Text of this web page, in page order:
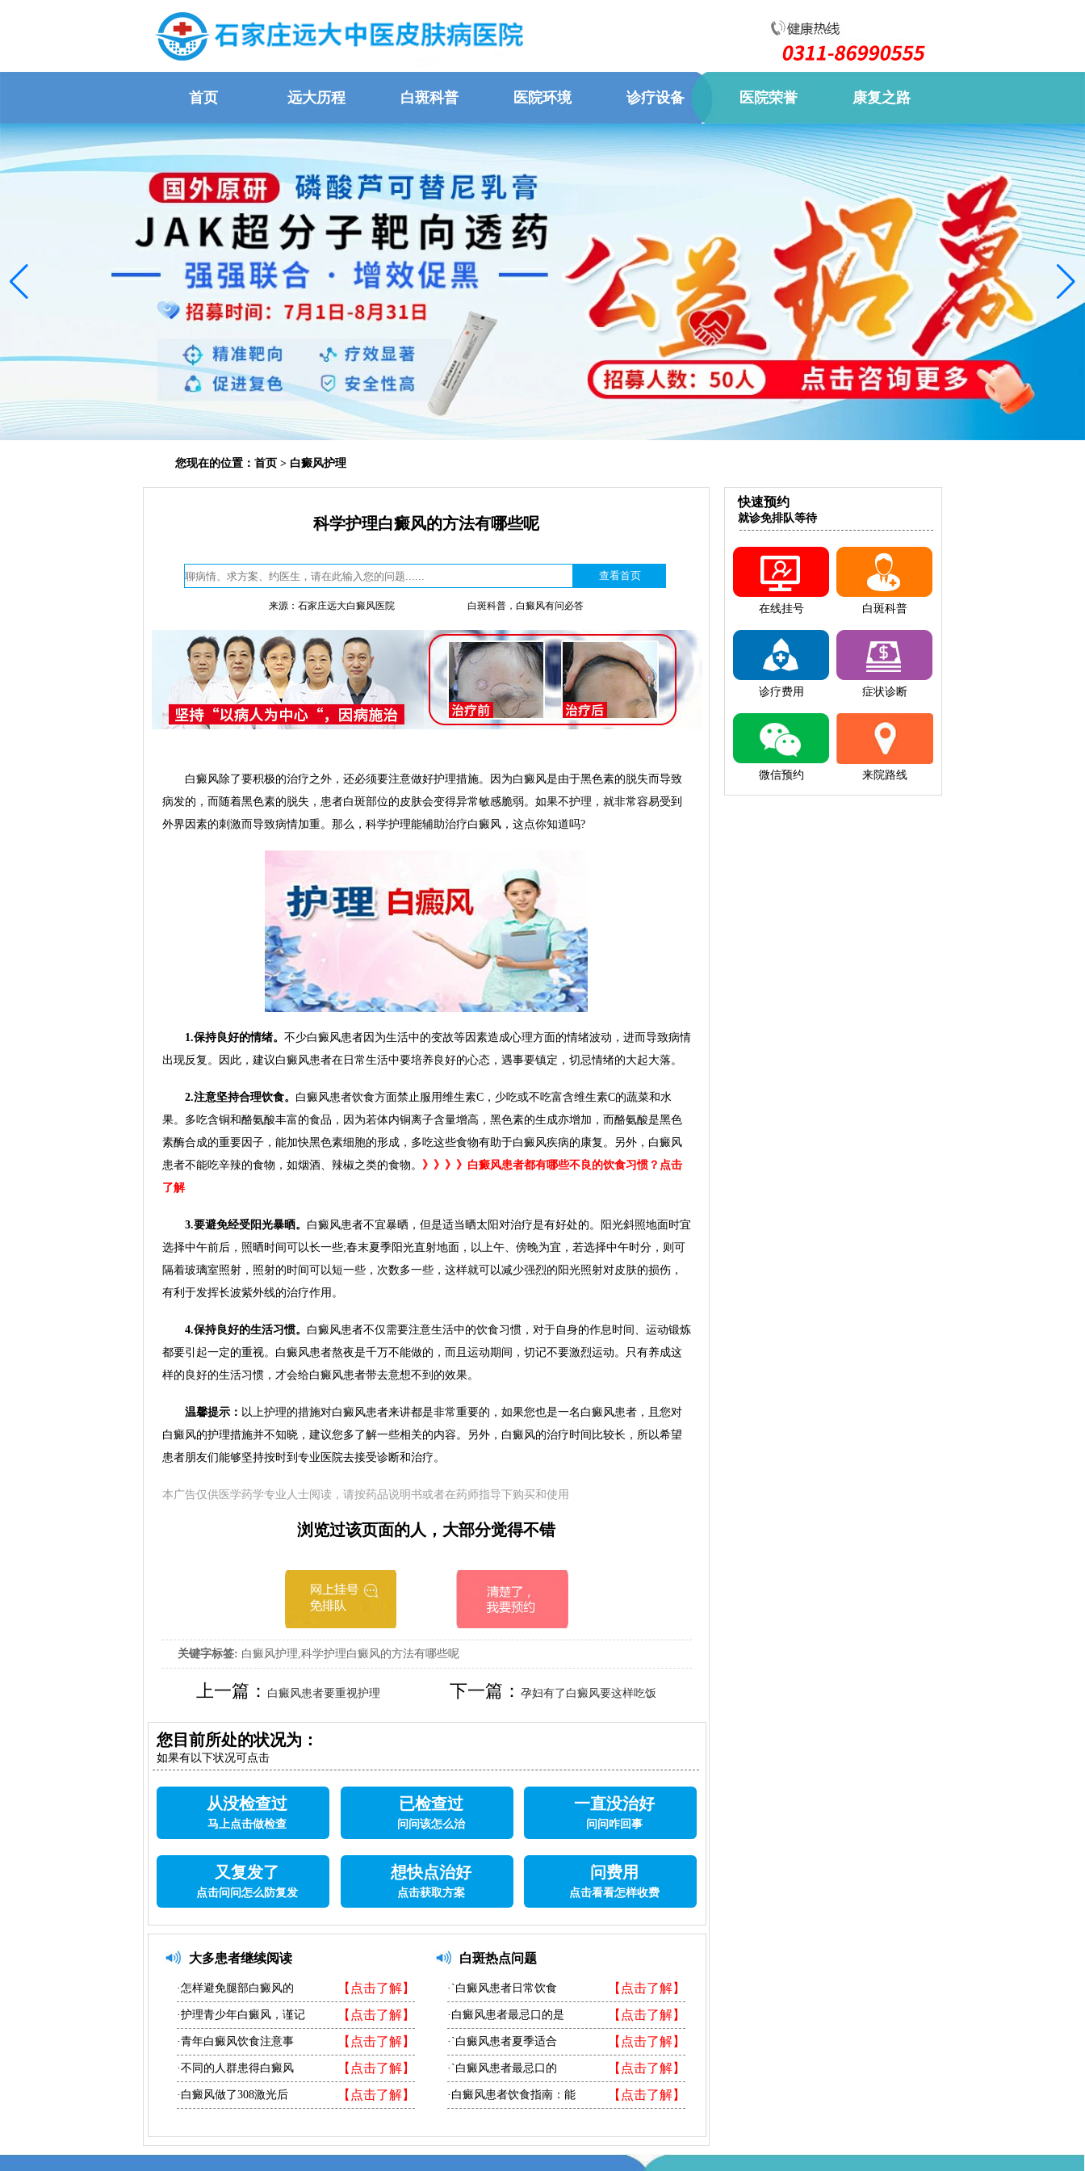
首页 远大历程 白斑科普 医院环境 诊疗设备 医院荣誉 康复之路
您现在的位置： 首页 > 白癜风护理
科学护理白癜风的方法有哪些呢
来源：石家庄远大白癜风医院 白斑科普，白癜风有问必答
白癜风除了要积极的治疗之外，还必须要注意做好护理措施。因为白癜风是由于黑色素的脱失而导致
病发的，而随着黑色素的脱失，患者白斑部位的皮肤会变得异常敏感脆弱。如果不护理，就非常容易受到
外界因素的刺激而导致病情加重。那么，科学护理能辅助治疗白癜风，这点你知道吗?
1.保持良好的情绪。 不少白癜风患者因为生活中的变故等因素造成心理方面的情绪波动，进而导致病情
出现反复。因此，建议白癜风患者在日常生活中要培养良好的心态，遇事要镇定，切忌情绪的大起大落。
2.注意坚持合理饮食。 白癜风患者饮食方面禁止服用维生素C，少吃或不吃富含维生素C的蔬菜和水
果。多吃含铜和酪氨酸丰富的食品，因为若体内铜离子含量增高，黑色素的生成亦增加，而酪氨酸是黑色
素酶合成的重要因子，能加快黑色素细胞的形成，多吃这些食物有助于白癜风疾病的康复。另外，白癜风
患者不能吃辛辣的食物，如烟酒、辣椒之类的食物。 》》》》白癜风患者都有哪些不良的饮食习惯？点击
了解
3.要避免经受阳光暴晒。 白癜风患者不宜暴晒，但是适当晒太阳对治疗是有好处的。阳光斜照地面时宜
选择中午前后，照晒时间可以长一些;春末夏季阳光直射地面，以上午、傍晚为宜，若选择中午时分，则可
隔着玻璃室照射，照射的时间可以短一些，次数多一些，这样就可以减少强烈的阳光照射对皮肤的损伤，
有利于发挥长波紫外线的治疗作用。
4.保持良好的生活习惯。 白癜风患者不仅需要注意生活中的饮食习惯，对于自身的作息时间、运动锻炼
都要引起一定的重视。白癜风患者熬夜是千万不能做的，而且运动期间，切记不要激烈运动。只有养成这
样的良好的生活习惯，才会给白癜风患者带去意想不到的效果。
温馨提示： 以上护理的措施对白癜风患者来讲都是非常重要的，如果您也是一名白癜风患者，且您对
白癜风的护理措施并不知晓，建议您多了解一些相关的内容。另外，白癜风的治疗时间比较长，所以希望
患者朋友们能够坚持按时到专业医院去接受诊断和治疗。
本广告仅供医学药学专业人士阅读，请按药品说明书或者在药师指导下购买和使用
浏览过该页面的人，大部分觉得不错
关键字标签: 白癜风护理,科学护理白癜风的方法有哪些呢
上一篇： 白癜风患者要重视护理 下一篇：孕妇有了白癜风要这样吃饭
您目前所处的状况为：
如果有以下状况可点击
从没检查过
马上点击做检查
已检查过
问问该怎么治
一直没治好
问问咋回事
又复发了
点击问问怎么防复发
想快点治好
点击获取方案
问费用
点击看看怎样收费
大多患者继续阅读
【点击了解】
·怎样避免腿部白癜风的
【点击了解】
·护理青少年白癜风，谨记
【点击了解】
·青年白癜风饮食注意事
【点击了解】
·不同的人群患得白癜风
【点击了解】
·白癜风做了308激光后
白斑热点问题
【点击了解】
·`白癜风患者日常饮食
【点击了解】
·白癜风患者最忌口的是
【点击了解】
·`白癜风患者夏季适合
【点击了解】
·`白癜风患者最忌口的
【点击了解】
·白癜风患者饮食指南：能
快速预约
就诊免排队等待
在线挂号 白斑科普
诊疗费用 症状诊断
微信预约 来院路线